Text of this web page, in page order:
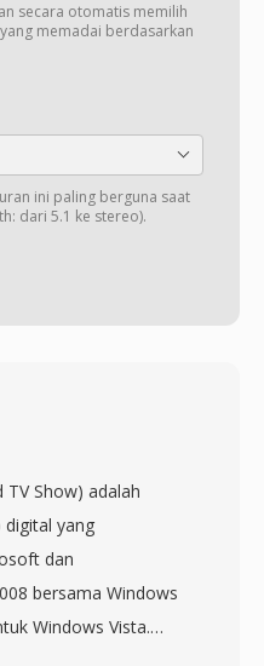
secara otomatis memilih
memadai berdasarkan
ini paling berguna saat
dari 5.1 ke stereo).
TV Show) adalah
yang
dan
bersama Windows
Windows Vista.
menggantikan